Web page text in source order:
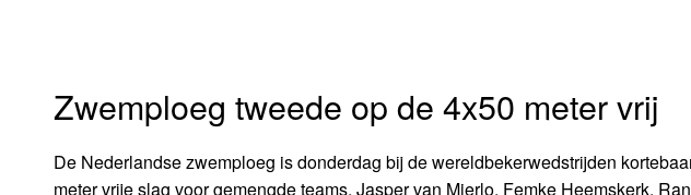
Zwemploeg tweede op de 4x50 meter vrij
De Nederlandse zwemploeg is donderdag bij de wereldbekerwedstrijden
meter vrije slag voor gemengde teams. Jasper van Mierlo, Femke Heemskerk,